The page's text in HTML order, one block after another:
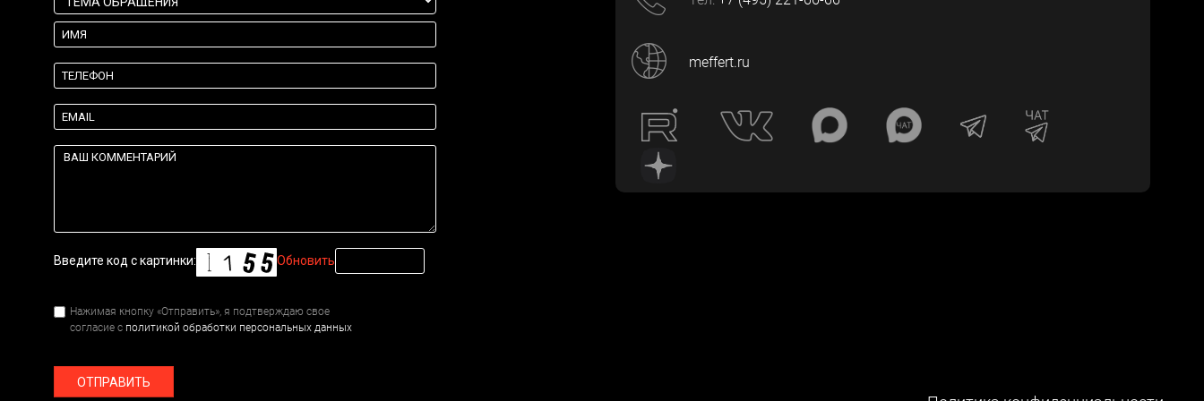
Введите код с картинки: Обновить
Нажимая кнопку «Отправить», я подтверждаю свое
согласие с политикой обработки персональных данных
ОТПРАВИТЬ
meffert.ru